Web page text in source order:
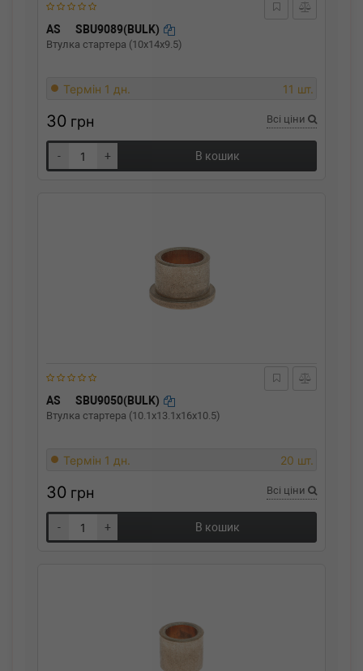
AS SBU9089(BULK)
Втулка стартера (10x14x9.5)
Термін 1 дн. 11 шт.
30 грн Всі ціни
- + В кошик
AS SBU9050(BULK)
Втулка стартера (10.1x13.1x16x10.5)
Термін 1 дн. 20 шт.
30 грн Всі ціни
- + В кошик